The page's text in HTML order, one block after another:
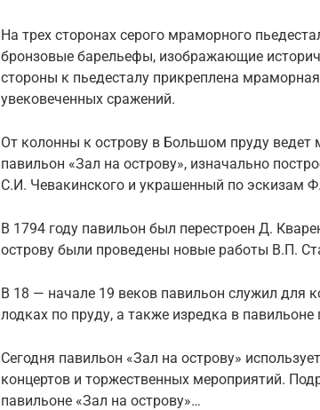
На трех сторонах серого мраморного
бронзовые барельефы, изображающие
стороны к пьедесталу прикреплена
увековеченных сражений.
От колонны к острову в Большом пруду ведет
павильон «Зал на острову», изначально
С.И. Чевакинского и украшенный по эскизам
В 1794 году павильон был перестроен Д.
острову были проведены новые работы В.П.
В 18 — начале 19 веков павильон служил для
лодках по пруду, а также изредка в
Сегодня павильон «Зал на острову»
концертов и торжественных мероприятий.
павильоне «Зал на острову»…